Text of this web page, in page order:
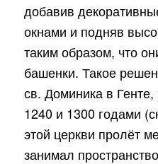
добавив
окнами и подняв
таким образом, что
башенки. Такое
св. Доминика в
1240 и 1300 годами
этой церкви пролёт
занимал